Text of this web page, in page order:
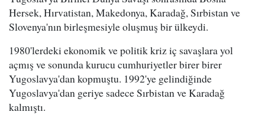
Hersek, Hırvatistan, Makedonya, Karadağ, Sırbistan ve
Slovenya'nın birleşmesiyle oluşmuş bir ülkeydi.
1980'lerdeki ekonomik ve politik kriz iç savaşlara yol
açmış ve sonunda kurucu cumhuriyetler birer birer
Yugoslavya'dan kopmuştu. 1992'ye gelindiğinde
Yugoslavya'dan geriye sadece Sırbistan ve Karadağ
kalmıştı.